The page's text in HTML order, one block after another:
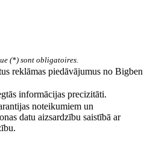
(*) sont obligatoires.
reklāmas piedāvājumus no Bigben
informācijas precizitāti.
noteikumiem un
datu aizsardzību saistībā ar